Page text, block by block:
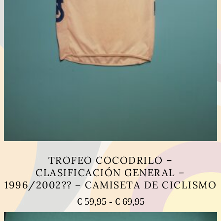
TROFEO COCODRILO –
CLASIFICACIÓN GENERAL –
1996/2002?? – CAMISETA DE CICLISMO
€59,95 - €69,95Rango
de